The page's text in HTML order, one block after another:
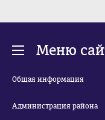
Меню
Общая информация
Администрация района